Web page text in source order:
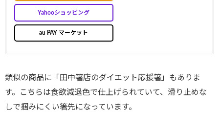
Yahooショッピング
au PAY マーケット
類似の商品に「田中箸店のダイエット応援箸」もありま
す。こちらは食欲減退色で仕上げられていて、滑り止めな
しで掴みにくい箸先になっています。